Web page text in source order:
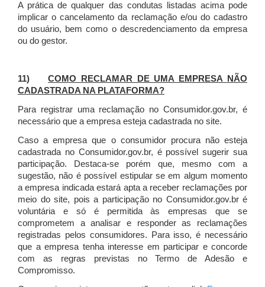
A prática de qualquer das condutas listadas acima pode
implicar o cancelamento da reclamação e/ou do cadastro
do usuário, bem como o descredenciamento da empresa
ou do gestor.
11)COMO RECLAMAR DE UMA EMPRESA NÃO
CADASTRADA NA PLATAFORMA?
Para registrar uma reclamação no Consumidor.gov.br, é
necessário que a empresa esteja cadastrada no site.
Caso a empresa que o consumidor procura não esteja
cadastrada no Consumidor.gov.br, é possível sugerir sua
participação. Destaca-se porém que, mesmo com a
sugestão, não é possível estipular se em algum momento
a empresa indicada estará apta a receber reclamações por
meio do site, pois a participação no Consumidor.gov.br é
voluntária e só é permitida às empresas que se
comprometem a analisar e responder as reclamações
registradas pelos consumidores. Para isso, é necessário
que a empresa tenha interesse em participar e concorde
com as regras previstas no Termo de Adesão e
Compromisso.